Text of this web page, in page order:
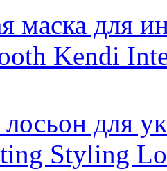
для
Kendi
для
Styling